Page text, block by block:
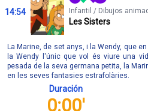
14:54 Infantil / Dibujos
Les Sisters
La Marine, de set anys, i la Wendy, que
la Wendy l'únic que vol és viure una
pesada de la seva germana petita, la
en les seves fantasies estrafolàries.
Duración
0:00'